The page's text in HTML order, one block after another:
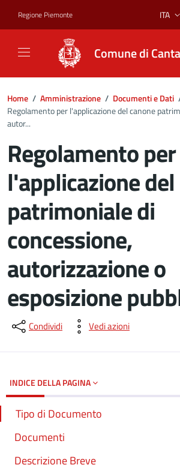
Regione Piemonte ITA
Comune di
Home / Amministrazione / Documenti e Dati
Regolamento per l'applicazione del canone
autor...
Regolamento per
l'applicazione
patrimoniale di
concessione,
autorizzazione o
esposizione
Dettagli del
Condividi Vedi azioni
INDICE DELLA PAGINA
Tipo di Documento
Documenti
Descrizione Breve